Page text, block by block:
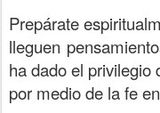
Prepárate
lleguen
ha dado el privilegio
por medio de la fe